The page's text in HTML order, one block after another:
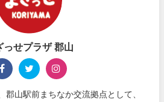
っせプラザ 郡山
郡山駅前まちなか交流拠点として、